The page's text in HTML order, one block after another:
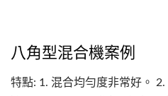
八角型混合機案例
特點: 1. 混合均勻度非常好。 2.